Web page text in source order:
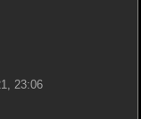
23:06